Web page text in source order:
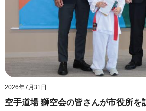
2026年7月31日
空手道場 獅空会の皆さんが市役所を